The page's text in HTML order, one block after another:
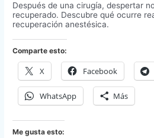
Después de una cirugía, despertar
recuperado. Descubre qué ocurre
recuperación anestésica.
Comparte esto:
X Facebook
WhatsApp Más
Me gusta esto: